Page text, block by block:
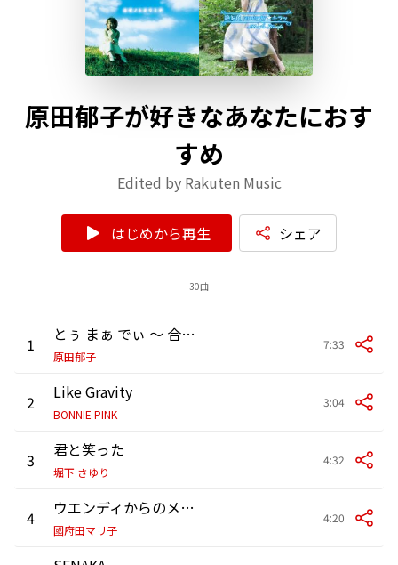
原田郁子が好きなあなたにおす
すめ
Edited by Rakuten Music
はじめから再生 シェア
30曲
1 とぅ まぁ でぃ ～ 合唱 ～
原田郁子
7:33
2 Like Gravity
BONNIE PINK
3:04
3 君と笑った
堀下 さゆり
4:32
4 ウエンディからのメッセージ
國府田マリ子
4:20